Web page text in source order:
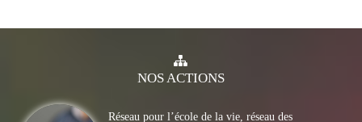
NOSACTIONS
Réseau pour l’école de la vie, réseau des